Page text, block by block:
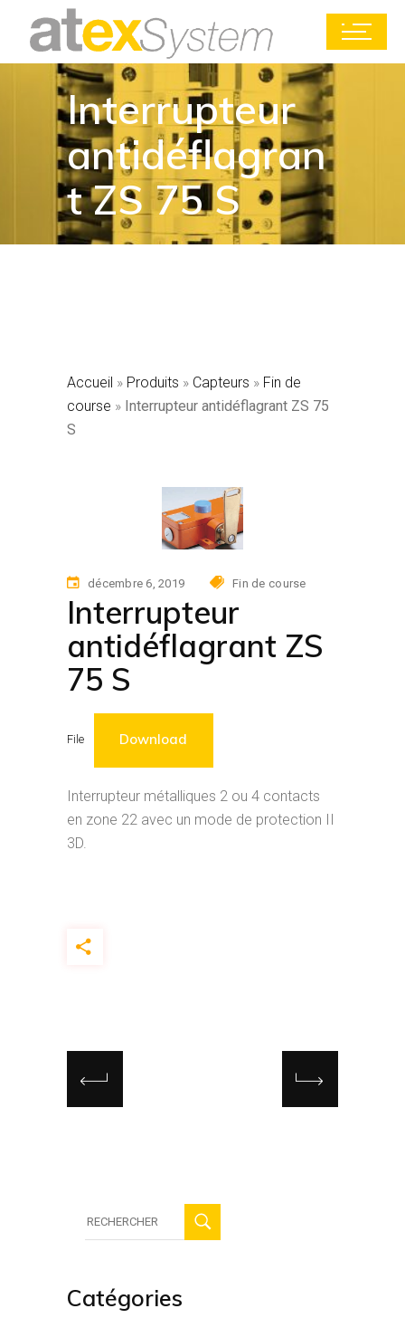
Interrupteur
antidéflagran
t ZS 75 S
Accueil » Produits » Capteurs » Fin de
course » Interrupteur antidéflagrant ZS 75
S
décembre 6, 2019 Fin de course
Interrupteur
antidéflagrant ZS
75 S
File Download
Interrupteur métalliques 2 ou 4 contacts
en zone 22 avec un mode de protection II
3D.
Catégories